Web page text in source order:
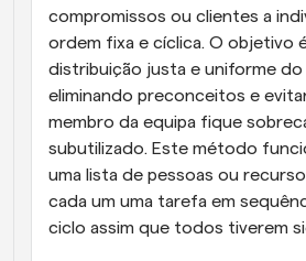
compromissos ou clientes a
ordem fixa e cíclica. O objetivo
distribuição justa e uniforme do
eliminando preconceitos e
membro da equipa fique
subutilizado. Este método
uma lista de pessoas ou
cada um uma tarefa em
ciclo assim que todos tiverem